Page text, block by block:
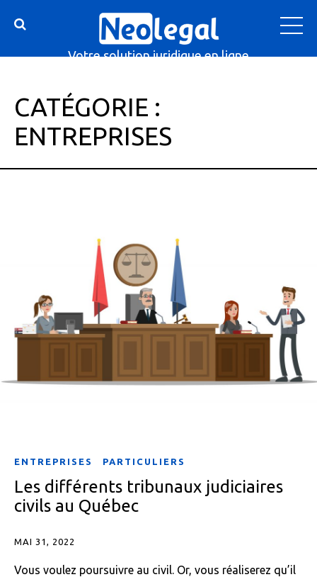
Votre solution juridique en ligne
CATÉGORIE :
ENTREPRISES
ENTREPRISES PARTICULIERS
Les différents tribunaux judiciaires
civils au Québec
MAI 31, 2022
Vous voulez poursuivre au civil. Or, vous réaliserez qu’il